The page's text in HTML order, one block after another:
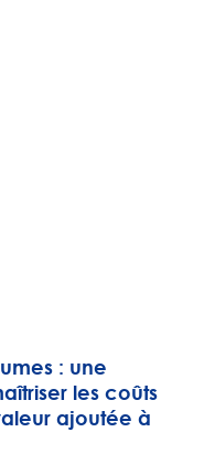
: une
les coûts
ajoutée à